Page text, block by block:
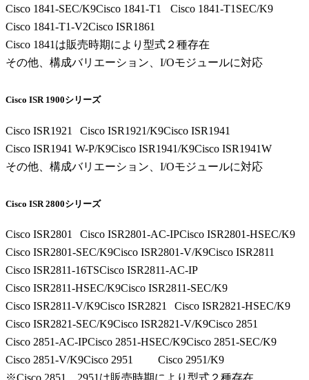
Cisco 1841-SEC/K9Cisco 1841-T1
Cisco 1841-T1SEC/K9
Cisco 1841-T1-V2Cisco ISR1861
Cisco 1841は販売時期により型式２種存在
その他、構成バリエーション、I/Oモジュールに対応
Cisco ISR 1900シリーズ
Cisco ISR1921 Cisco ISR1921/K9Cisco ISR1941
Cisco ISR1941 W-P/K9Cisco ISR1941/K9Cisco ISR1941W
その他、構成バリエーション、I/Oモジュールに対応
Cisco ISR 2800シリーズ
Cisco ISR2801 Cisco ISR2801-AC-IPCisco ISR2801-HSEC/K9
Cisco ISR2801-SEC/K9Cisco ISR2801-V/K9Cisco ISR2811
Cisco ISR2811-16TSCisco ISR2811-AC-IP
Cisco ISR2811-HSEC/K9Cisco ISR2811-SEC/K9
Cisco ISR2811-V/K9Cisco ISR2821
Cisco ISR2821-HSEC/K9
Cisco ISR2821-SEC/K9Cisco ISR2821-V/K9Cisco 2851
Cisco 2851-AC-IPCisco 2851-HSEC/K9Cisco 2851-SEC/K9
Cisco 2851-V/K9Cisco 2951
Cisco 2951/K9
※Cisco 2851、2951は販売時期により型式２種存在